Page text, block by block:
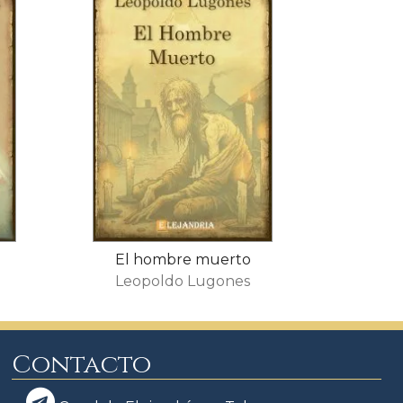
El hombre muerto
Leopoldo Lugones
Contacto